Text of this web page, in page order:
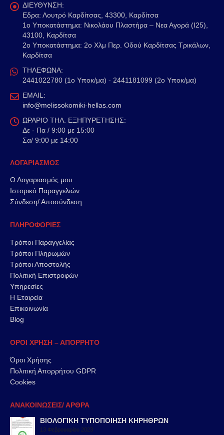
ΔΙΕΥΘΥΝΣΗ:
Εδρα: Λουτρό Καρδίτσας, 43300, Καρδίτσα
1o Υποκατάστημα: Νικολάου Πλαστήρα – Νεα Αγορά (Ι25),
43100, Καρδίτσα
2o Υποκατάστημα: 2ο Χλμ Περ. Οδού Καρδίτσας Τρικάλων,
Καρδίτσα
ΤΗΛΕΦΩΝΑ:
2441022780 (1ο Υποκ/μα) - 2441181099 (2ο Υποκ/μα)
EMAIL:
info@melissokomiki-hellas.com
ΩΡΑΡΙΟ ΤΗΛ. ΕΞΗΠΥΡΕΤΗΣΗΣ:
Δε - Πα / 9:00 με 15:00
Σα/ 9:00 με 14:00
ΛΟΓΑΡΙΑΣΜΟΣ
Ο Λογαριασμός μου
Ιστορικό Παραγγελιών
Σύνδεση/ Αποσύνδεση
ΠΛΗΡΟΦΟΡΙΕΣ
Τρόποι Παραγγελίας
Τρόποι Πληρωμών
Τρόποι Αποστολής
Πολιτική Επιστροφών
Υπηρεσίες
Η Εταιρεία
Επικοινωνία
Blog
ΟΡΟΙ ΧΡΗΣΗ – ΑΠΟΡΡΗΤΟ
Όροι Χρήσης
Πολιτική Απορρήτου GDPR
Cookies
ΑΝΑΚΟΙΝΩΣΕΙΣ/ ΑΡΘΡΑ
ΒΙΟΛΟΓΙΚΗ ΤΥΠΟΠΟΙΗΣΗ ΚΗΡΗΘΡΩΝ
13 Φεβρουαρίου 2023